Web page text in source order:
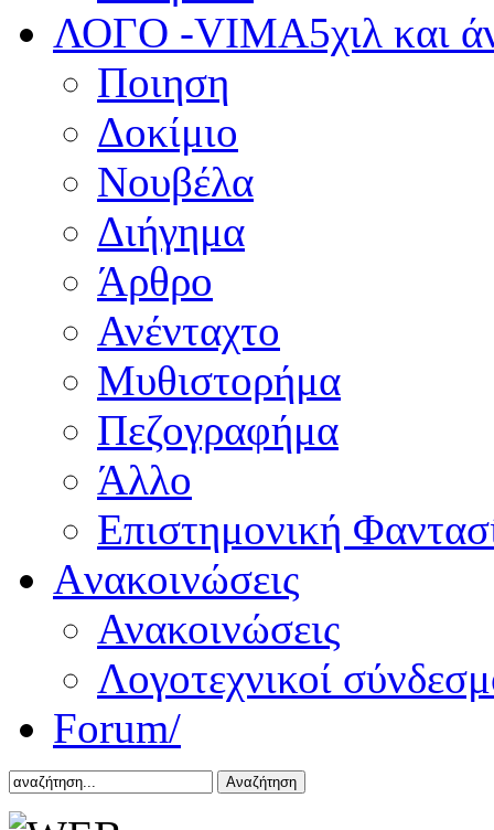
ΛΟΓΟ -VIMA5χιλ και
Ποιηση
Δοκίμιο
Νουβέλα
Διήγημα
Άρθρο
Ανένταχτο
Μυθιστορήμα
Πεζογραφήμα
Άλλο
Επιστημονική
Aνακοινώσεις
Ανακοινώσεις
Λογοτεχνικοί
Forum/
Αναζήτηση